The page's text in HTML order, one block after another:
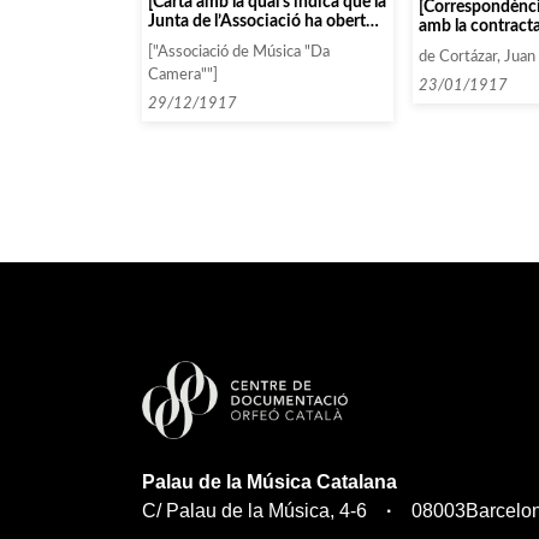
Junta de l’Associació ha obert
un compte corrent a aquesta
casa]
["Associació de Música "Da
Camera""]
29/12/1917
[Correspondència en
amb la
de Cortázar, Juan
23/01/1917
Palau de la Música Catalana
C/ Palau de la Música, 4-6
08003